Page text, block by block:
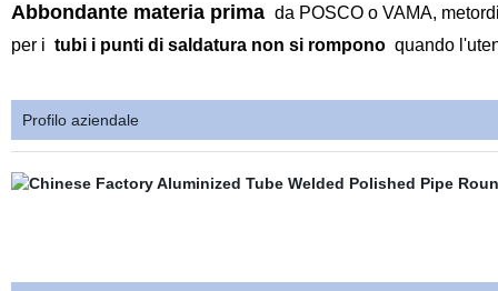
Abbondante materia prima da POSCO o VAMA,
per i tubi i punti di saldatura non si rompono quando
Profilo aziendale